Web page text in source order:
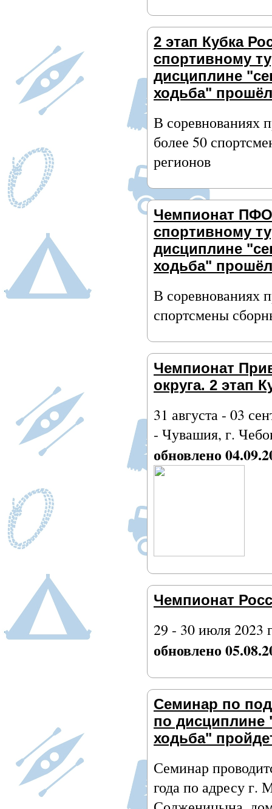
2 этап Кубка
спортивному
дисциплине
ходьба"
В соревнованиях
более 50
регионов
Чемпионат
спортивному
дисциплине
ходьба"
В соревнованиях
спортсмены
Чемпионат
округа. 2 этап
31 августа - 03
- Чувашия, г.
обновлено
Чемпионат
29 - 30 июля
обновлено
Семинар по
по дисциплине
ходьба"
Семинар
года по адресу г.